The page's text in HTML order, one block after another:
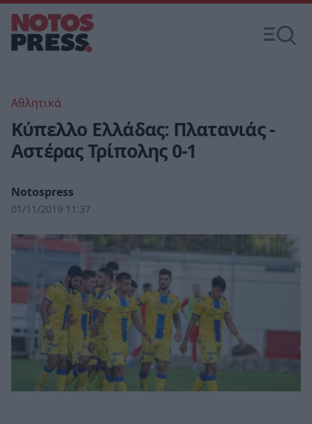
Αθλητικά
Κύπελλο Ελλάδας: Πλατανιάς -
Αστέρας Τρίπολης 0-1
Notospress
01/11/2019 11:37